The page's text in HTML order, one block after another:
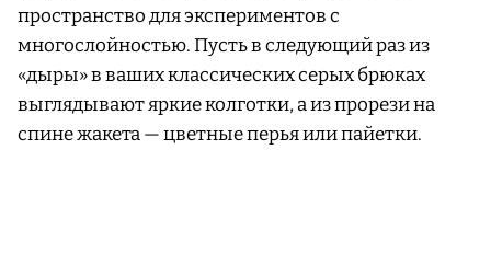
пространство для экспериментов с
многослойностью. Пусть в следующий раз из
«дыры» в ваших классических серых брюках
выглядывают яркие колготки, а из прорези на
спине жакета — цветные перья или пайетки.